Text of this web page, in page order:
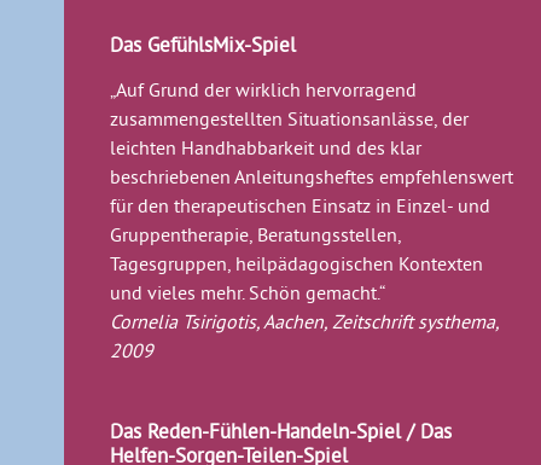
Das GefühlsMix-Spiel
„Auf Grund der wirklich hervorragend
zusammengestellten Situationsanlässe, der
leichten Handhabbarkeit und des klar
beschriebenen Anleitungsheftes empfehlenswert
für den therapeutischen Einsatz in Einzel- und
Gruppentherapie, Beratungsstellen,
Tagesgruppen, heilpädagogischen Kontexten
und vieles mehr. Schön gemacht.“
Cornelia Tsirigotis, Aachen, Zeitschrift systhema,
2009
Das Reden-Fühlen-Handeln-Spiel / Das
Helfen-Sorgen-Teilen-Spiel